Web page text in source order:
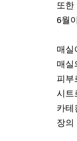
또한
6월
매실
매실
피부
시트
카테
장의